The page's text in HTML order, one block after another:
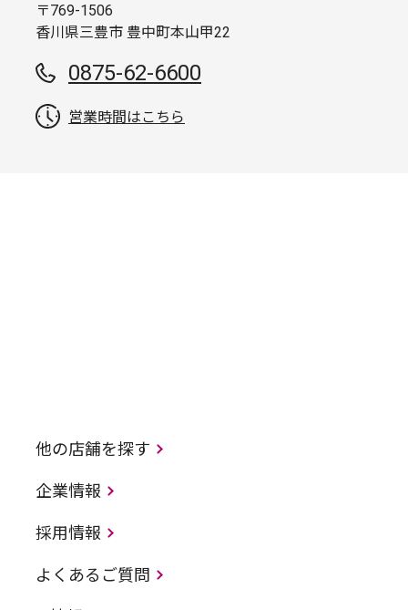
〒769-1506
香川県三豊市 豊中町本山甲22
0875-62-6600
営業時間はこちら
他の店舗を探す
企業情報
採用情報
よくあるご質問